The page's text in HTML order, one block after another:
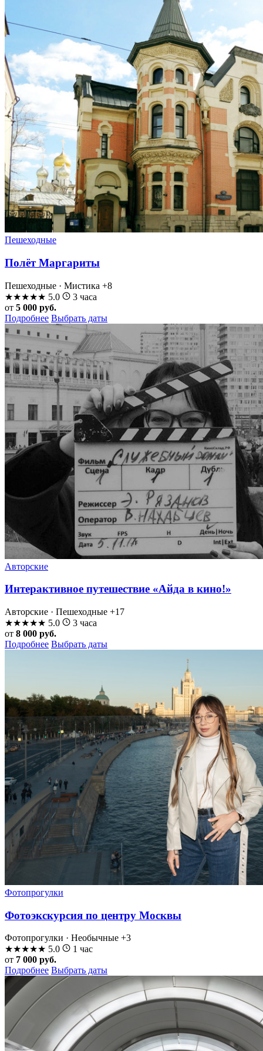
Пешеходные
Полёт Маргариты
Пешеходные · Мистика +8
★★★★★ 5.0
3 часа
от 5 000 руб.
Подробнее Выбрать даты
Авторские
Интерактивное путешествие «Айда в кино!»
Авторские · Пешеходные +17
★★★★★ 5.0
3 часа
от 8 000 руб.
Подробнее Выбрать даты
Фотопрогулки
Фотоэкскурсия по центру Москвы
Фотопрогулки · Необычные +3
★★★★★ 5.0
1 час
от 7 000 руб.
Подробнее Выбрать даты